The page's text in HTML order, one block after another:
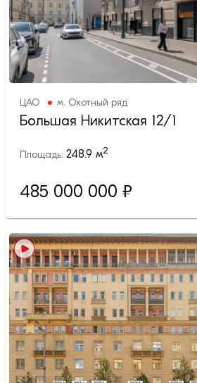
ЦАО м. Охотный ряд
Большая Никитская 12/1
Площадь: 248.9 м2
485 000 000 ₽